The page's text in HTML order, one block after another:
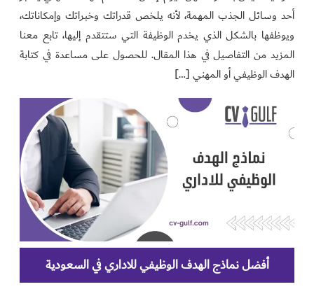
أحد وسائل الجذب المهمة، لأنه يلخص قدراتك وخبراتك وإمكاناتك،
ويوظفها بالشكل الذي يخدم الوظيفة التي ستتقدم إليها، تابع معنا
المزيد من التفاصيل في هذا المقال. للحصول على مساعدة في كتابة
الهدف الوظيفي أو المهني […]
أفضل نماذج الهدف الوظيفي للاداري في السعودية